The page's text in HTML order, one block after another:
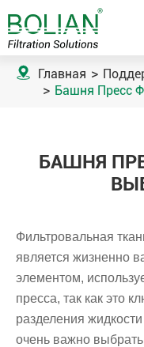
 Главная
Башня Пресс
БАШНЯ
Фильтровальная
является жизненно
элементом,
пресса, так как это
разделения
очень важно